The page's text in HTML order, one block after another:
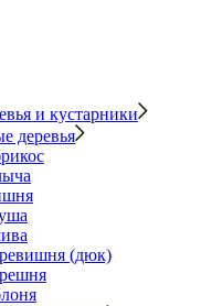
и кустарники
деревья
(дюк)